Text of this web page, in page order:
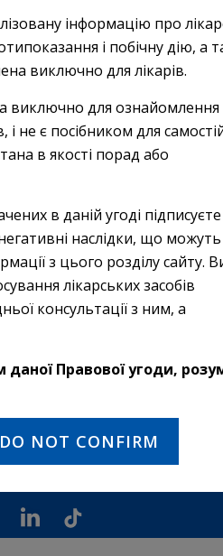
Genito-urinary system and
propionate
pack:solution for inj. 1%, 5% 1
інформацію про
і побічну дію, а
виключно для лікарів.
виключно для ознайомлення
не є посібником для
в якості порад або
в даній угоді підписуєте
наслідки, що можуть
з цього розділу сайту.
лікарських засобів
консультації з ним, а
Правової угоди,
NOT CONFIRM